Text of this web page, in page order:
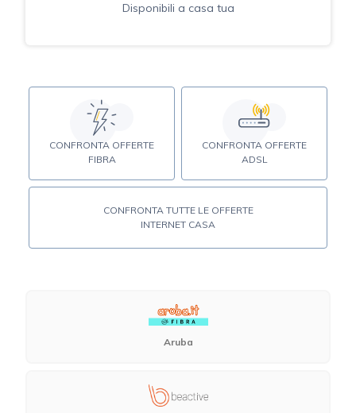
Disponibili a casa tua
CONFRONTA OFFERTE
FIBRA
CONFRONTA OFFERTE
ADSL
CONFRONTA TUTTE LE OFFERTE
INTERNET CASA
Aruba